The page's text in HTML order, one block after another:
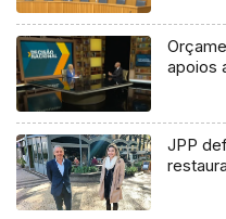
apoios
JPP